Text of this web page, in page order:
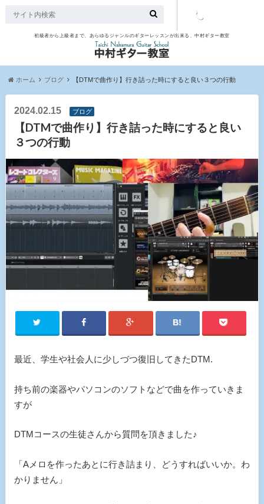
初級者から上級者まで、あらゆるジャンルのギターレッスンが出来る、中村ギター教室
ホーム ブログ 【DTMで曲作り】行き詰った時にすると良い３つの行動
2024.02.15 ブログ
【DTMで曲作り】行き詰った時にすると良い
３つの行動
最近、学生や社会人に少しづつ復旧してきたDTM.
持ち前の楽器やパソコンのソフトなどで曲を作っていきま
すが
DTMコースの生徒さんから質問を頂きました♪
「Aメロを作ったあとに行き詰まり、どうすればいいか。わ
かりません」